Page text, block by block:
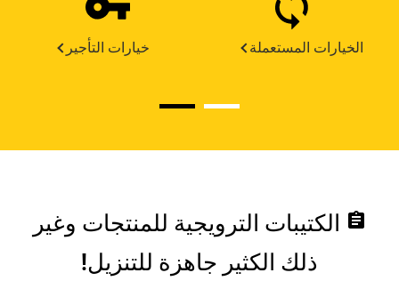
خيارات التأجير الخيارات المستعملة
assignment الكتيبات الترويجية للمنتجات وغير
ذلك الكثير جاهزة للتنزيل!